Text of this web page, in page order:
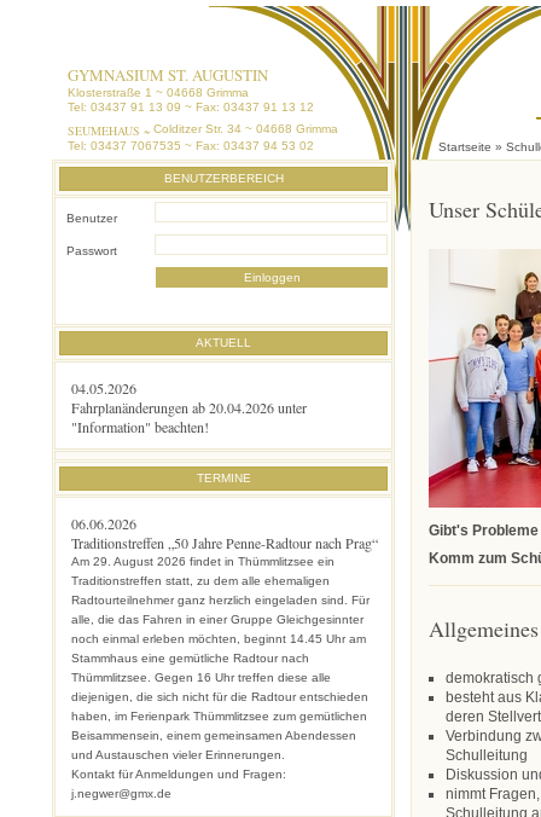
GYMNASIUM ST. AUGUSTIN
Klosterstraße 1 ~ 04668 Grimma
Tel: 03437 91 13 09 ~ Fax: 03437 91 13 12
SEUMEHAUS ~ Colditzer Str. 34 ~ 04668 Grimma
Tel: 03437 7067535 ~ Fax: 03437 94 53 02
Startseite »
BENUTZERBEREICH
Benutzer
Passwort
AKTUELL
04.05.2026
Fahrplanänderungen ab 20.04.2026 unter
"Information" beachten!
TERMINE
06.06.2026
Traditionstreffen „50 Jahre Penne-Radtour nach Prag“
Am 29. August 2026 findet in Thümmlitzsee ein
Traditionstreffen statt, zu dem alle ehemaligen
Radtourteilnehmer ganz herzlich eingeladen sind. Für
alle, die das Fahren in einer Gruppe Gleichgesinnter
noch einmal erleben möchten, beginnt 14.45 Uhr am
Stammhaus eine gemütliche Radtour nach
Thümmlitzsee. Gegen 16 Uhr treffen diese alle
diejenigen, die sich nicht für die Radtour entschieden
haben, im Ferienpark Thümmlitzsee zum gemütlichen
Beisammensein, einem gemeinsamen Abendessen
und Austauschen vieler Erinnerungen.
Kontakt für Anmeldungen und Fragen:
j.negwer@gmx.de
Unser
Gibt's
Komm zum
demokratisch
besteht aus
deren
Verbindung
Schulleitung
Diskussion
nimmt
Schulleitung